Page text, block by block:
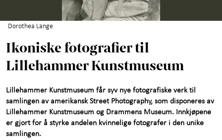
Skole og barnehage
Venneforeningen
Ledige stillinger
Presse +
Om Stiftelsen
Lillehammer museum
+
Dorothea Lange
Ikoniske fotografier til
Lillehammer Kunstmuseum
Lillehammer Kunstmuseum får syv nye fotografiske verk til
samlingen av amerikansk Street Photography, som disponeres av
Lillehammer Kunstmuseum og Drammens Museum. Innkjøpene
er gjort for å styrke andelen kvinnelige fotografer i den unike
samlingen.